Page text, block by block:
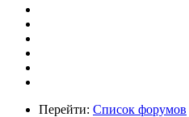
Перейти: Список форумов